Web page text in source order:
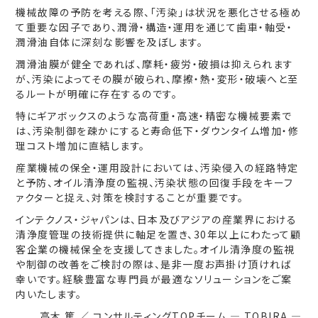
機械故障の予防を考える際、「汚染」は状況を悪化させる極め
て重要な因子であり、潤滑・構造・運用を通じて歯車・軸受・
潤滑油自体に深刻な影響を及ぼします。
潤滑油膜が健全であれば、摩耗・疲労・破損は抑えられます
が、汚染によってその膜が破られ、摩擦・熱・変形・破壊へと至
るルートが明確に存在するのです。
特にギアボックスのような高荷重・高速・精密な機械要素で
は、汚染制御を疎かにすると寿命低下・ダウンタイム増加・修
理コスト増加に直結します。
産業機械の保全・運用設計においては、汚染侵入の経路特定
と予防、オイル清浄度の監視、汚染状態の回復手段をキーフ
ァクターと捉え、対策を検討することが重要です。
インテクノス・ジャパンは、日本及びアジアの産業界における
清浄度管理の技術提供に軸足を置き、30年以上にわたって顧
客企業の機械保全を支援してきました。オイル清浄度の監視
や制御の改善をご検討の際は、是非一度お声掛け頂ければ
幸いです。経験豊富な専門員が最適なソリューションをご案
内いたします。